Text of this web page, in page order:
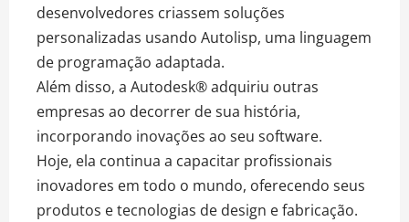
desenvolvedores criassem soluções
personalizadas usando Autolisp, uma linguagem
de programação adaptada.
Além disso, a Autodesk® adquiriu outras
empresas ao decorrer de sua história,
incorporando inovações ao seu software.
Hoje, ela continua a capacitar profissionais
inovadores em todo o mundo, oferecendo seus
produtos e tecnologias de design e fabricação.